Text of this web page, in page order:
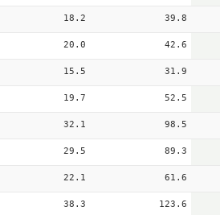
18.2 39.8
20.0 42.6
15.5 31.9
19.7 52.5
32.1 98.5
29.5 89.3
22.1 61.6
38.3 123.6